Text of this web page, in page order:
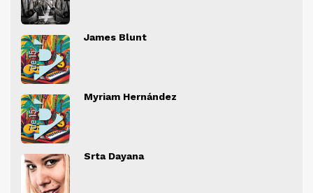
James Blunt
Myriam Hernández
Srta Dayana